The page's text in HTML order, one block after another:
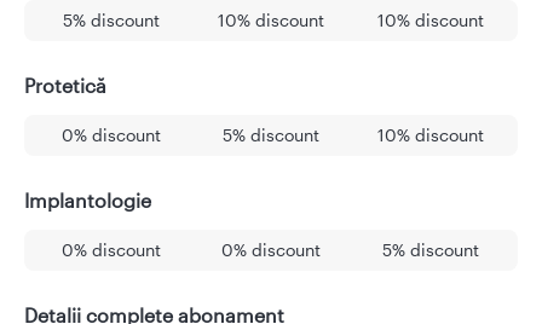
5% discount 10% discount 10% discount
Protetică
0% discount 5% discount 10% discount
Implantologie
0% discount 0% discount 5% discount
Detalii complete abonament